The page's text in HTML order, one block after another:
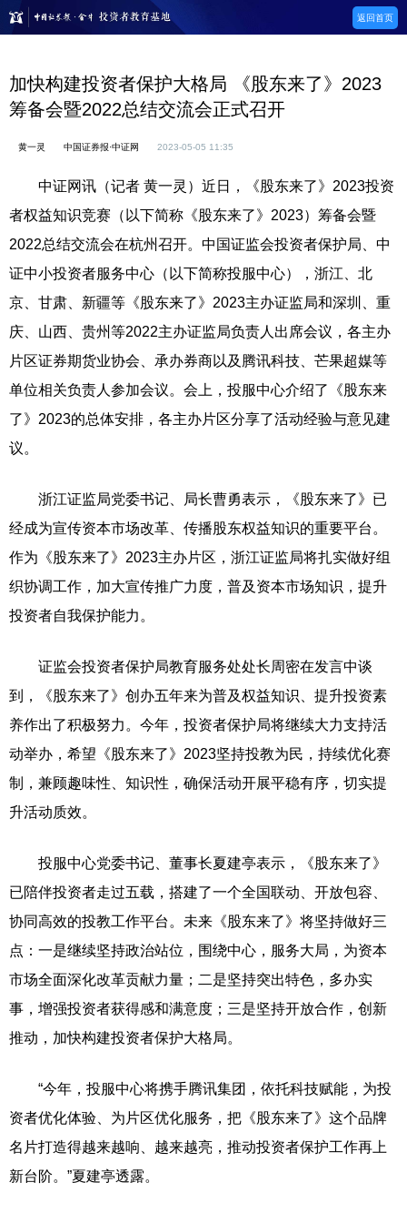
返回首页
加快构建投资者保护大格局 《股东来了》2023
筹备会暨2022总结交流会正式召开
黄一灵 中国证券报·中证网 2023-05-05 11:35
中证网讯（记者 黄一灵）近日，《股东来了》2023投资
者权益知识竞赛（以下简称《股东来了》2023）筹备会暨
2022总结交流会在杭州召开。中国证监会投资者保护局、中
证中小投资者服务中心（以下简称投服中心），浙江、北
京、甘肃、新疆等《股东来了》2023主办证监局和深圳、重
庆、山西、贵州等2022主办证监局负责人出席会议，各主办
片区证券期货业协会、承办券商以及腾讯科技、芒果超媒等
单位相关负责人参加会议。 会上，投服中心介绍了《股东来
了》2023的总体安排，各主办片区分享了活动经验与意见建
议。
浙江证监局党委书记、局长曹勇表示，《股东来了》已
经成为宣传资本市场改革、传播股东权益知识的重要平台。
作为《股东来了》2023主办片区，浙江证监局将扎实做好组
织协调工作，加大宣传推广力度，普及资本市场知识，提升
投资者自我保护能力。
证监会投资者保护局教育服务处处长周密在发言中谈
到，《股东来了》创办五年来为普及权益知识、提升投资素
养作出了积极努力。今年，投资者保护局将继续大力支持活
动举办，希望《股东来了》2023坚持投教为民，持续优化赛
制，兼顾趣味性、知识性，确保活动开展平稳有序，切实提
升活动质效。
投服中心党委书记、董事长夏建亭表示，《股东来了》
已陪伴投资者走过五载，搭建了一个全国联动、开放包容、
协同高效的投教工作平台。未来《股东来了》将坚持做好三
点：一是继续坚持政治站位，围绕中心，服务大局，为资本
市场全面深化改革贡献力量；二是坚持突出特色，多办实
事，增强投资者获得感和满意度；三是坚持开放合作，创新
推动，加快构建投资者保护大格局。
“今年，投服中心将携手腾讯集团，依托科技赋能，为投
资者优化体验、为片区优化服务，把《股东来了》这个品牌
名片打造得越来越响、越来越亮，推动投资者保护工作再上
新台阶。”夏建亭透露。